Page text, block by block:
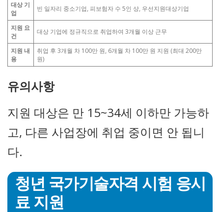
대상 기
업
빈 일자리 중소기업, 피보험자 수 5인 상, 우선지원대상기업
지원 요
건
대상 기업에 정규직으로 취업하여 3개월 이상 근무
지원 내
용
취업 후 3개월 차 100만 원, 6개월 차 100만 원 지원 (최대 200만
원)
유의사항
지원 대상은 만 15~34세 이하만 가능하
고, 다른 사업장에 취업 중이면 안 됩니
다.
청년 국가기술자격 시험 응시
료 지원